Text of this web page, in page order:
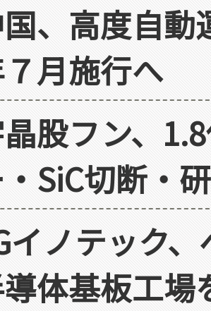
、高度自
月施行へ
股フン、
SiC切断・
イノテック
体基板工場